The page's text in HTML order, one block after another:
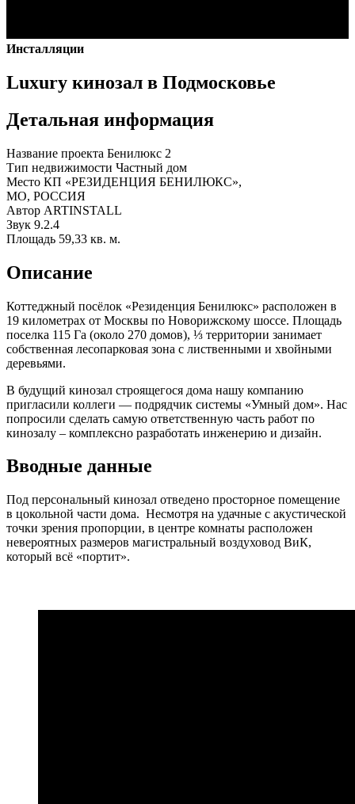
Инсталляции
Luxury кинозал в Подмосковье
Детальная информация
Название проекта Бенилюкс 2
Тип недвижимости Частный дом
Место КП «РЕЗИДЕНЦИЯ БЕНИЛЮКС»,
МО, РОССИЯ
Автор ARTINSTALL
Звук 9.2.4
Площадь 59,33 кв. м.
Описание
Коттеджный посёлок «Резиденция Бенилюкс» расположен в
19 километрах от Москвы по Новорижскому шоссе. Площадь
поселка 115 Га (около 270 домов), ⅓ территории занимает
собственная лесопарковая зона с лиственными и хвойными
деревьями.
В будущий кинозал строящегося дома нашу компанию
пригласили коллеги — подрядчик системы «Умный дом». Нас
попросили сделать самую ответственную часть работ по
кинозалу – комплексно разработать инженерию и дизайн.
Вводные данные
Под персональный кинозал отведено просторное помещение
в цокольной части дома. Несмотря на удачные с акустической
точки зрения пропорции, в центре комнаты расположен
невероятных размеров магистральный воздуховод ВиК,
который всё «портит».